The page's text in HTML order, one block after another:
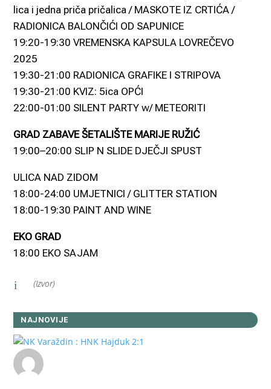
lica i jedna priča pričalica / MASKOTE IZ CRTIĆA /
RADIONICA BALONČIĆI OD SAPUNICE
19:20-19:30 VREMENSKA KAPSULA LOVREČEVO
2025
19:30-21:00 RADIONICA GRAFIKE I STRIPOVA
19:30-21:00 KVIZ: 5ica OPĆI
22:00-01:00 SILENT PARTY w/ METEORITI
GRAD ZABAVE ŠETALIŠTE MARIJE RUŽIĆ
19:00–20:00 SLIP N SLIDE DJEČJI SPUST
ULICA NAD ZIDOM
18:00-24:00 UMJETNICI / GLITTER STATION
18:00-19:30 PAINT AND WINE
EKO GRAD
18:00 EKO SAJAM
i (Izvor)
NAJNOVIJE